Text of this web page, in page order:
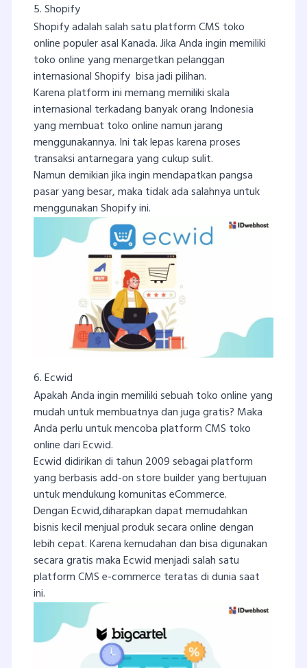
5. Shopify
Shopify adalah salah satu platform CMS toko
online populer asal Kanada. Jika Anda ingin memiliki
toko online yang menargetkan pelanggan
internasional Shopify bisa jadi pilihan.
Karena platform ini memang memiliki skala
internasional terkadang banyak orang Indonesia
yang membuat toko online namun jarang
menggunakannya. Ini tak lepas karena proses
transaksi antarnegara yang cukup sulit.
Namun demikian jika ingin mendapatkan pangsa
pasar yang besar, maka tidak ada salahnya untuk
menggunakan Shopify ini.
6. Ecwid
Apakah Anda ingin memiliki sebuah toko online yang
mudah untuk membuatnya dan juga gratis? Maka
Anda perlu untuk mencoba platform CMS toko
online dari Ecwid.
Ecwid didirikan di tahun 2009 sebagai platform
yang berbasis add-on store builder yang bertujuan
untuk mendukung komunitas eCommerce.
Dengan Ecwid,diharapkan dapat memudahkan
bisnis kecil menjual produk secara online dengan
lebih cepat. Karena kemudahan dan bisa digunakan
secara gratis maka Ecwid menjadi salah satu
platform CMS e-commerce teratas di dunia saat
ini.